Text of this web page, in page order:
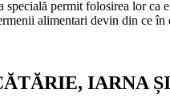
permit folosirea lor
alimentari devin din ce
IARNA